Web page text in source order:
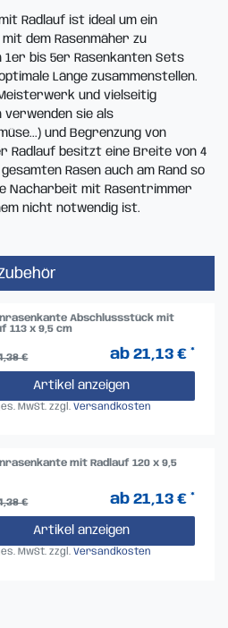
Radlauf ist ideal um ein
dem Rasenmäher zu
1er bis 5er Rasenkanten Sets
Länge zusammenstellen.
und vielseitig
verwenden sie als
und Begrenzung von
Radlauf besitzt eine Breite von 4
Rasen auch am Rand so
Nacharbeit mit Rasentrimmer
nicht notwendig ist.
Abschlussstück mit
113 x 9,5 cm
€ ab 21,13 € *
Artikel anzeigen
MwSt. zzgl.Versandkosten
mit Radlauf 120 x 9,5
€ ab 21,13 € *
Artikel anzeigen
MwSt. zzgl.Versandkosten